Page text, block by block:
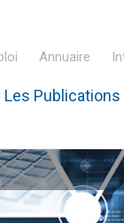
Annuaire
Les Publications